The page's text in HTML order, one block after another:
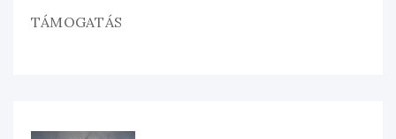
TÁMOGATÁS